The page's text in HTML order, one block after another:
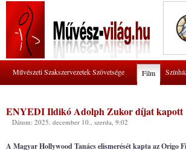
Művészeti Szakszervezetek Szövetsége Film
ENYEDI Ildikó Adolph Zukor díjat kapott
Dátum: 2025. december 10., szerda, 9:02
A Magyar Hollywood Tanács elismerését kapta az Origo